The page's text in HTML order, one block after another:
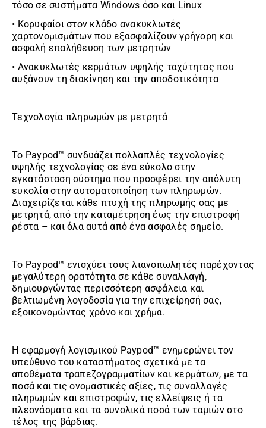
τόσο σε συστήματα Windows όσο και Linux
• Κορυφαίοι στον κλάδο ανακυκλωτές
χαρτονομισμάτων που εξασφαλίζουν γρήγορη και
ασφαλή επαλήθευση των μετρητών
• Ανακυκλωτές κερμάτων υψηλής ταχύτητας που
αυξάνουν τη διακίνηση και την αποδοτικότητα
Τεχνολογία πληρωμών με μετρητά
Το Paypod™ συνδυάζει πολλαπλές τεχνολογίες
υψηλής τεχνολογίας σε ένα εύκολο στην
εγκατάσταση σύστημα που προσφέρει την απόλυτη
ευκολία στην αυτοματοποίηση των πληρωμών.
Διαχειρίζεται κάθε πτυχή της πληρωμής σας με
μετρητά, από την καταμέτρηση έως την επιστροφή
ρέστα – και όλα αυτά από ένα ασφαλές σημείο.
Το Paypod™ ενισχύει τους λιανοπωλητές παρέχοντας
μεγαλύτερη ορατότητα σε κάθε συναλλαγή,
δημιουργώντας περισσότερη ασφάλεια και
βελτιωμένη λογοδοσία για την επιχείρησή σας,
εξοικονομώντας χρόνο και χρήμα.
Η εφαρμογή λογισμικού Paypod™ ενημερώνει τον
υπεύθυνο του καταστήματος σχετικά με τα
αποθέματα τραπεζογραμματίων και κερμάτων, με τα
ποσά και τις ονομαστικές αξίες, τις συναλλαγές
πληρωμών και επιστροφών, τις ελλείψεις ή τα
πλεονάσματα και τα συνολικά ποσά των ταμιών στο
τέλος της βάρδιας.